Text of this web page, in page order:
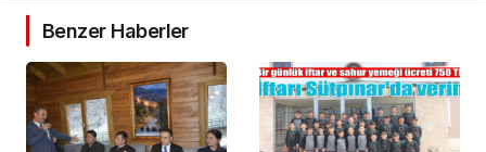
Benzer Haberler